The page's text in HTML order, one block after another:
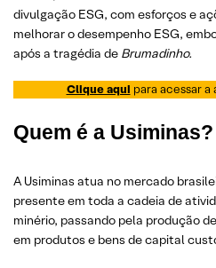
divulgação ESG, com esforços e
melhorar o desempenho ESG,
após a tragédia de Brumadinho.
Clique aqui para acessar
Quem é a Usiminas?
A Usiminas atua no mercado
presente em toda a cadeia de
minério, passando pela produção
em produtos e bens de capital